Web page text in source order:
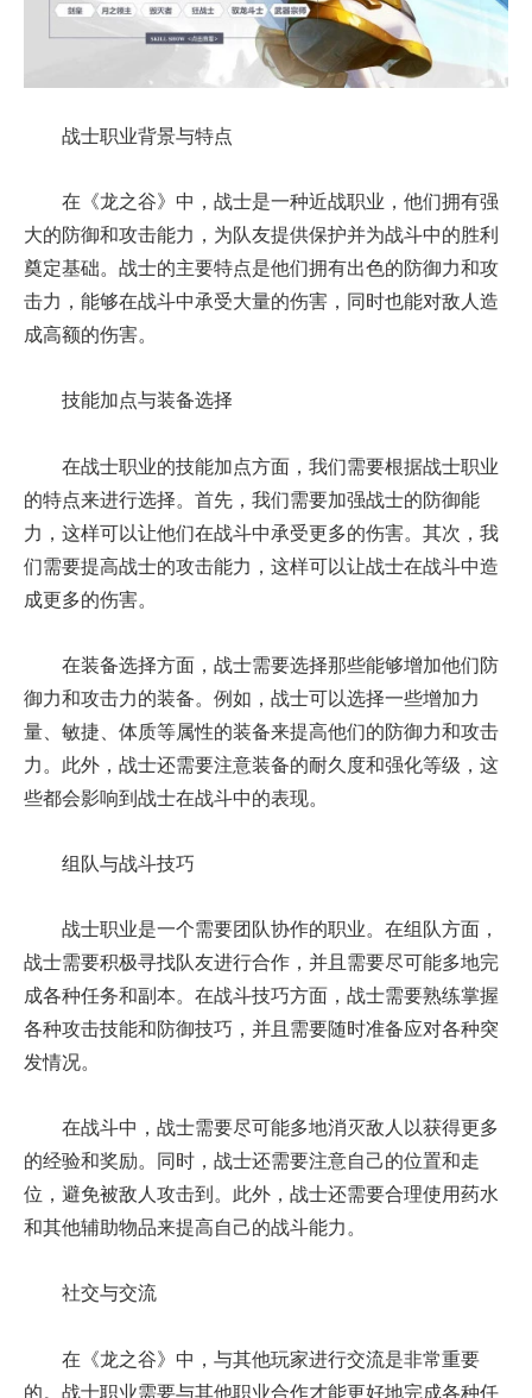
战士职业背景与特点
在《龙之谷》中，战士是一种近战职业，他们拥有强
大的防御和攻击能力，为队友提供保护并为战斗中的胜利
奠定基础。战士的主要特点是他们拥有出色的防御力和攻
击力，能够在战斗中承受大量的伤害，同时也能对敌人造
成高额的伤害。
技能加点与装备选择
在战士职业的技能加点方面，我们需要根据战士职业
的特点来进行选择。首先，我们需要加强战士的防御能
力，这样可以让他们在战斗中承受更多的伤害。其次，我
们需要提高战士的攻击能力，这样可以让战士在战斗中造
成更多的伤害。
在装备选择方面，战士需要选择那些能够增加他们防
御力和攻击力的装备。例如，战士可以选择一些增加力
量、敏捷、体质等属性的装备来提高他们的防御力和攻击
力。此外，战士还需要注意装备的耐久度和强化等级，这
些都会影响到战士在战斗中的表现。
组队与战斗技巧
战士职业是一个需要团队协作的职业。在组队方面，
战士需要积极寻找队友进行合作，并且需要尽可能多地完
成各种任务和副本。在战斗技巧方面，战士需要熟练掌握
各种攻击技能和防御技巧，并且需要随时准备应对各种突
发情况。
在战斗中，战士需要尽可能多地消灭敌人以获得更多
的经验和奖励。同时，战士还需要注意自己的位置和走
位，避免被敌人攻击到。此外，战士还需要合理使用药水
和其他辅助物品来提高自己的战斗能力。
社交与交流
在《龙之谷》中，与其他玩家进行交流是非常重要
的。战士职业需要与其他职业合作才能更好地完成各种任